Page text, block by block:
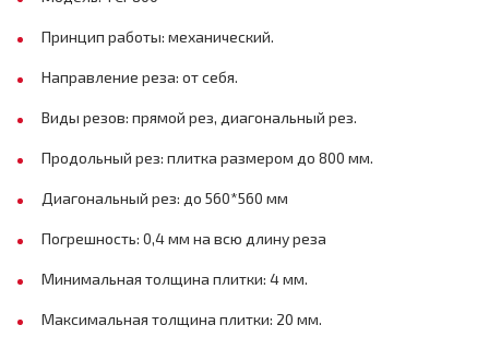
Принцип работы: механический.
Направление реза: от себя.
Виды резов: прямой рез, диагональный рез.
Продольный рез: плитка размером до 800 мм.
Диагональный рез: до 560*560 мм
Погрешность: 0,4 мм на всю длину реза
Минимальная толщина плитки: 4 мм.
Максимальная толщина плитки: 20 мм.